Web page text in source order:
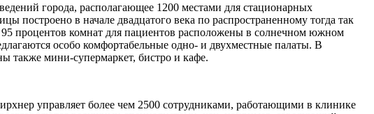
города, располагающее 1200 местами для стационарных
построено в начале двадцатого века по распространенному тогда так
процентов комнат для пациентов расположены в солнечном южном
особо комфортабельные одно- и двухместные палаты. В
также мини-супермаркет, бистро и кафе.
управляет более чем 2500 сотрудниками, работающими в клинике